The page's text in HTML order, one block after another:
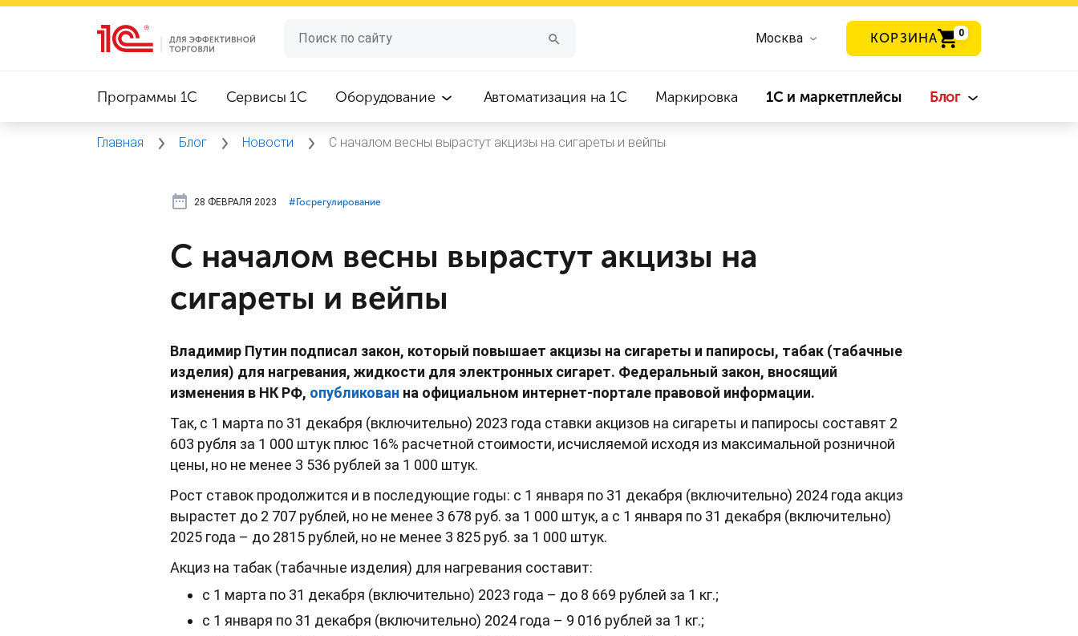
Москва КОРЗИНА 0
Программы 1C Сервисы 1C Оборудование Автоматизация на 1С Маркировка 1С и маркетплейсы Блог
Главная Блог Новости С началом весны вырастут акцизы на сигареты и вейпы
28 ФЕВРАЛЯ 2023 #⁣Госрегулирование
С началом весны вырастут акцизы на
сигареты и вейпы
Владимир Путин подписал закон, который повышает акцизы на сигареты и папиросы, табак (табачные
изделия) для нагревания, жидкости для электронных сигарет. Федеральный закон, вносящий
изменения в НК РФ, опубликован на официальном интернет-портале правовой информации.
Так, с 1 марта по 31 декабря (включительно) 2023 года ставки акцизов на сигареты и папиросы составят 2
603 рубля за 1 000 штук плюс 16% расчетной стоимости, исчисляемой исходя из максимальной розничной
цены, но не менее 3 536 рублей за 1 000 штук.
Рост ставок продолжится и в последующие годы: с 1 января по 31 декабря (включительно) 2024 года акциз
вырастет до 2 707 рублей, но не менее 3 678 руб. за 1 000 штук, а с 1 января по 31 декабря (включительно)
2025 года – до 2815 рублей, но не менее 3 825 руб. за 1 000 штук.
Акциз на табак (табачные изделия) для нагревания составит:
с 1 марта по 31 декабря (включительно) 2023 года – до 8 669 рублей за 1 кг.;
с 1 января по 31 декабря (включительно) 2024 года – 9 016 рублей за 1 кг.;